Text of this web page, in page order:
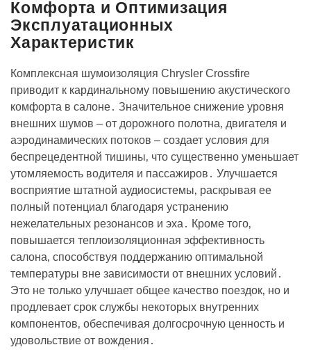
Комфорта и Оптимизация
Эксплуатационных
Характеристик
Комплексная шумоизоляция Chrysler Crossfire
приводит к кардинальному повышению акустического
комфорта в салоне․ Значительное снижение уровня
внешних шумов – от дорожного полотна‚ двигателя и
аэродинамических потоков – создает условия для
беспрецедентной тишины‚ что существенно уменьшает
утомляемость водителя и пассажиров․ Улучшается
восприятие штатной аудиосистемы‚ раскрывая ее
полный потенциал благодаря устранению
нежелательных резонансов и эха․ Кроме того‚
повышается теплоизоляционная эффективность
салона‚ способствуя поддержанию оптимальной
температуры вне зависимости от внешних условий․
Это не только улучшает общее качество поездок‚ но и
продлевает срок службы некоторых внутренних
компонентов‚ обеспечивая долгосрочную ценность и
удовольствие от вождения․